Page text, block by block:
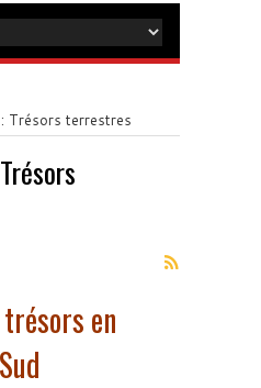
Trésors terrestres
Trésors
en